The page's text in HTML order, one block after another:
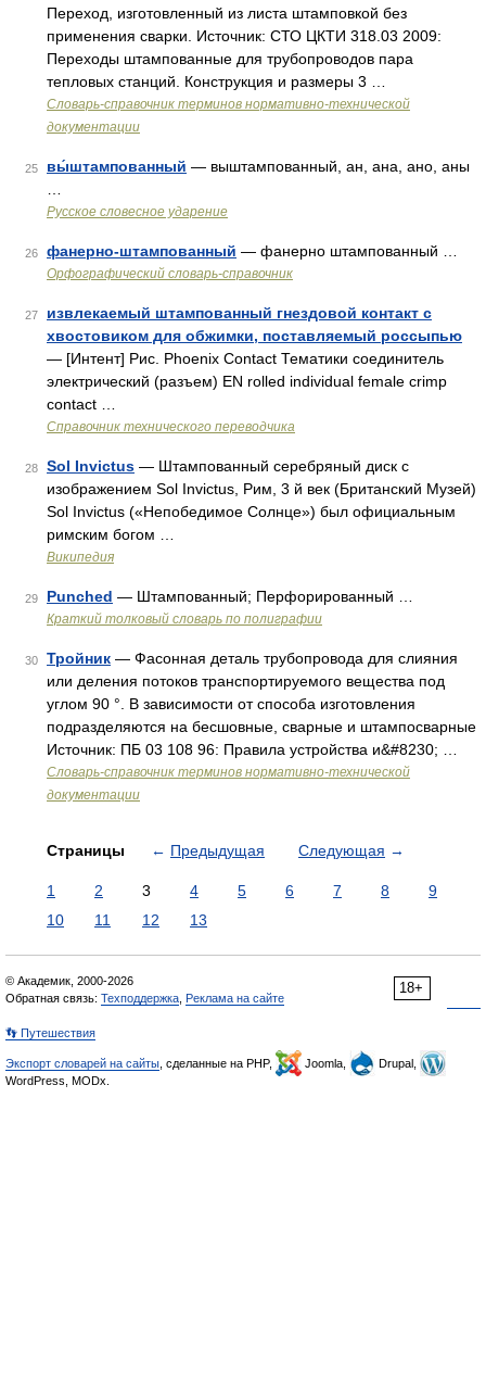
Переход, изготовленный из листа штамповкой без
применения сварки. Источник: СТО ЦКТИ 318.03 2009:
Переходы штампованные для трубопроводов пара
тепловых станций. Конструкция и размеры 3 …
Словарь-справочник терминов нормативно-технической
документации
25 вы́штампованный — выштампованный, ан, ана, ано, аны
Русское словесное ударение
26 фанерно-штампованный — фанерно штампованный …
Орфографический словарь-справочник
27
извлекаемый штампованный гнездовой контакт с
хвостовиком для обжимки, поставляемый россыпью
— [Интент] Рис. Phoenix Contact Тематики соединитель
электрический (разъем) EN rolled individual female crimp
contact …
Справочник технического переводчика
28 Sol Invictus — Штампованный серебряный диск с
изображением Sol Invictus, Рим, 3 й век (Британский Музей)
Sol Invictus («Непобедимое Солнце») был официальным
римским богом …
Википедия
29 Punched — Штампованный; Перфорированный …
Краткий толковый словарь по полиграфии
30 Тройник — Фасонная деталь трубопровода для слияния
или деления потоков транспортируемого вещества под
углом 90 °. В зависимости от способа изготовления
подразделяются на бесшовные, сварные и штампосварные
Источник: ПБ 03 108 96: Правила устройства и&#8230; …
Словарь-справочник терминов нормативно-технической
документации
Страницы ← Предыдущая Следующая →
1 2 3 4 5 6 7 8
9
10
11 12 13
18+
© Академик, 2000-2026
Обратная связь: Техподдержка Реклама на сайте
👣 Путешествия
Экспорт словарей на сайты , сделанные на PHP, Joomla,
Drupal,
WordPress, MODx.